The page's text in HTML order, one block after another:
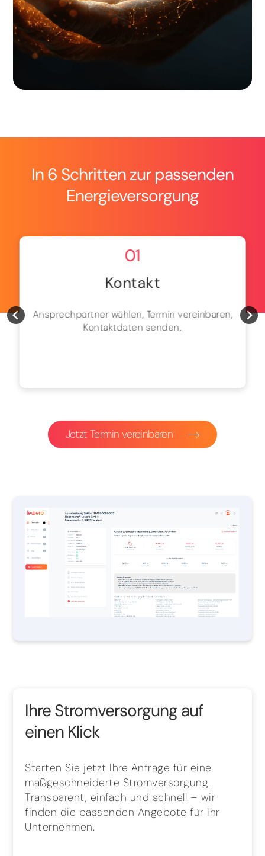
In 6 Schritten zur passenden
Energieversorgung
01
Kontakt
Ansprechpartner wählen, Termin vereinbaren,
Kontaktdaten senden.
Jetzt Termin vereinbaren
Ihre Stromversorgung auf
einen Klick
Starten Sie jetzt Ihre Anfrage für eine
maßgeschneiderte Stromversorgung.
Transparent, einfach und schnell – wir
finden die passenden Angebote für Ihr
Unternehmen.